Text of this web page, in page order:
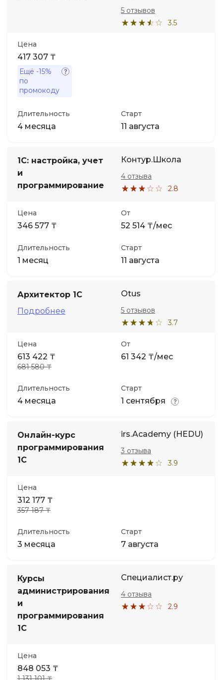
3.5
5 отзывов
Цена
417 307 ₸
Ещё -15%
по
промокоду
Длительность
4 месяца
Старт
11 августа
1С: настройка, учет
и
программирование
Контур.Школа
2.8
4 отзыва
Цена
346 577 ₸
От
52 514 ₸/мес
Длительность
1 месяц
Старт
11 августа
Архитектор 1С
Подробнее
Otus
3.7
5 отзывов
Цена
613 422 ₸
681 580 ₸
От
61 342 ₸/мес
Длительность
4 месяца
Старт
1 сентября
Онлайн-курс
программирования
1С
irs.Academy (HEDU)
3.9
3 отзыва
Цена
312 177 ₸
357 187 ₸
Длительность
3 месяца
Старт
7 августа
Курсы
администрирования
и
программирования
1С
Специалист.ру
2.9
4 отзыва
Цена
848 053 ₸